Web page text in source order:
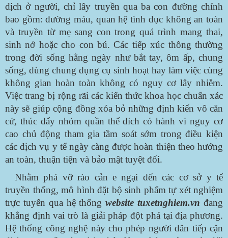
dịch ở người, chỉ lây truyền qua ba con đường chính
bao gồm: đường máu, quan hệ tình dục không an toàn
và truyền từ mẹ sang con trong quá trình mang thai,
sinh nở hoặc cho con bú. Các tiếp xúc thông thường
trong đời sống hằng ngày như bắt tay, ôm ấp, chung
sống, dùng chung dụng cụ sinh hoạt hay làm việc cùng
không gian hoàn toàn không có nguy cơ lây nhiễm.
Việc trang bị rộng rãi các kiến thức khoa học chuẩn xác
này sẽ giúp cộng đồng xóa bỏ những định kiến vô căn
cứ, thúc đẩy nhóm quần thể đích có hành vi nguy cơ
cao chủ động tham gia tầm soát sớm trong điều kiện
các dịch vụ y tế ngày càng được hoàn thiện theo hướng
an toàn, thuận tiện và bảo mật tuyệt đối.
Nhằm phá vỡ rào cản e ngại đến các cơ sở y tế
truyền thống, mô hình đặt bộ sinh phẩm tự xét nghiệm
trực tuyến qua hệ thốngwebsite tuxetnghiem.vn đang
khẳng định vai trò là giải pháp đột phá tại địa phương.
Hệ thống công nghệ này cho phép người dân tiếp cận